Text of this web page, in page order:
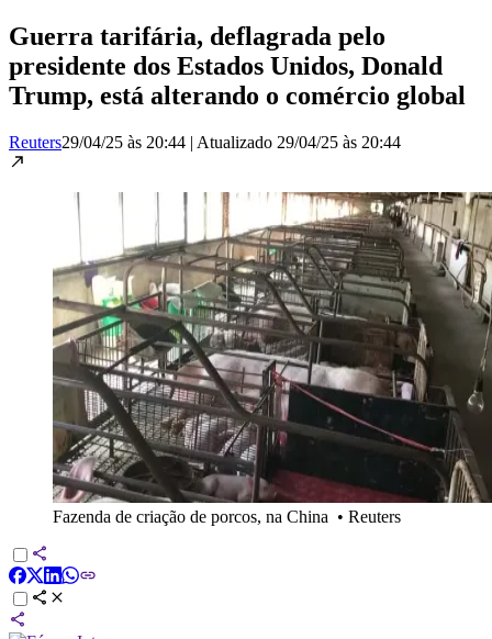
Guerra tarifária, deflagrada pelo
presidente dos Estados Unidos, Donald
Trump, está alterando o comércio global
Reuters29/04/25 às 20:44 | Atualizado 29/04/25 às 20:44
Fazenda de criação de porcos, na China • Reuters